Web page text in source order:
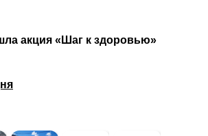
акция «Шаг к здоровью»